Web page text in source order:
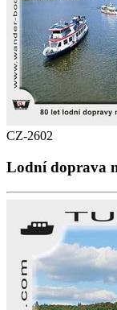
CZ-2602
Lodní doprava